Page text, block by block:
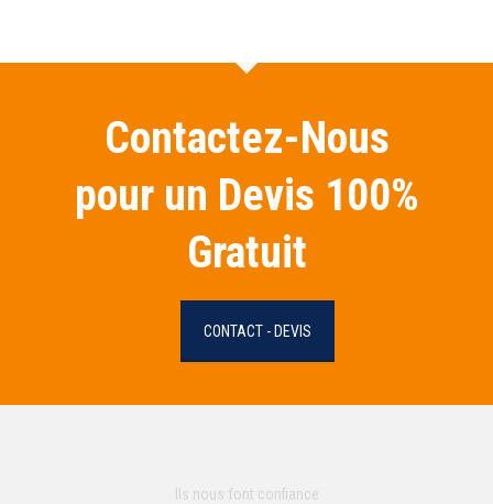
Contactez-Nous
pour un Devis 100%
Gratuit
CONTACT - DEVIS
Ils nous font confiance